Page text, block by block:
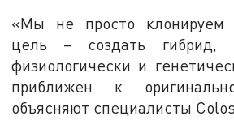
«Мы не просто клонируем
цель – создать гибрид,
физиологически и
приближен к
объясняют специалисты